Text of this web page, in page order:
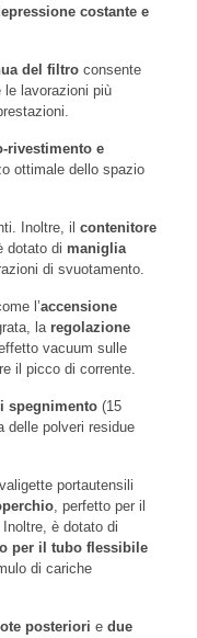
costante e
del filtroconsente
le lavorazioni più
rivestimento e
ottimale dello spazio
Inoltre, il contenitore
dotato di maniglia
di svuotamento.
l’accensione
la regolazione
vacuum sulle
il picco di corrente.
spegnimento(15
delle polveri residue
portautensili
, perfetto per il
è dotato di
per il tubo flessibile
di cariche
posteriori e due